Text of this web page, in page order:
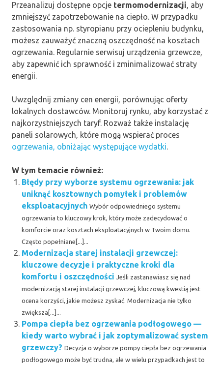
Przeanalizuj dostępne opcje termomodernizacji, aby
zmniejszyć zapotrzebowanie na ciepło. W przypadku
zastosowania np. styropianu przy ociepleniu budynku,
możesz zauważyć znaczną oszczędność na kosztach
ogrzewania. Regularnie serwisuj urządzenia grzewcze,
aby zapewnić ich sprawność i zminimalizować straty
energii.
Uwzględnij zmiany cen energii, porównując oferty
lokalnych dostawców. Monitoruj rynku, aby korzystać z
najkorzystniejszych taryf. Rozważ także instalację
paneli solarowych, które mogą wspierać proces
ogrzewania, obniżając występujące wydatki.
W tym temacie również:
Błędy przy wyborze systemu ogrzewania: jak
uniknąć kosztownych pomyłek i problemów
eksploatacyjnych Wybór odpowiedniego systemu
ogrzewania to kluczowy krok, który może zadecydować o
komforcie oraz kosztach eksploatacyjnych w Twoim domu.
Często popełniane[...]...
Modernizacja starej instalacji grzewczej:
kluczowe decyzje i praktyczne kroki dla
komfortu i oszczędności Jeśli zastanawiasz się nad
modernizacją starej instalacji grzewczej, kluczową kwestią jest
ocena korzyści, jakie możesz zyskać. Modernizacja nie tylko
zwiększa[...]...
Pompa ciepła bez ogrzewania podłogowego —
kiedy warto wybrać i jak zoptymalizować system
grzewczy? Decyzja o wyborze pompy ciepła bez ogrzewania
podłogowego może być trudna, ale w wielu przypadkach jest to